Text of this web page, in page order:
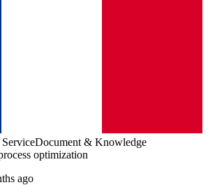
Document & Knowledge
optimization
ago